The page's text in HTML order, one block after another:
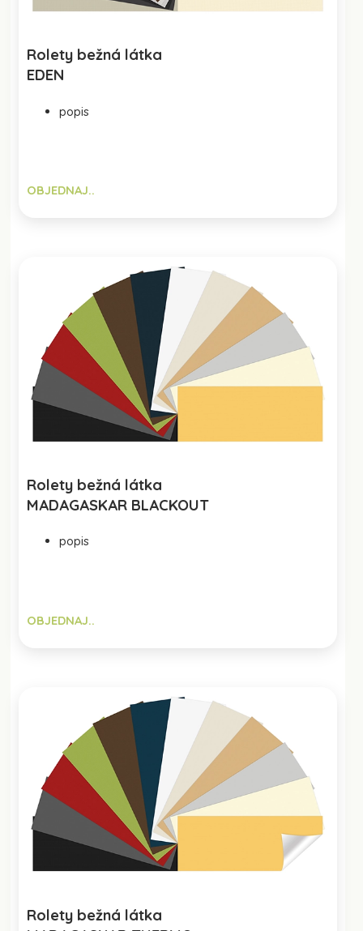
Rolety bežná látka
EDEN
popis
OBJEDNAJ..
Rolety bežná látka
MADAGASKAR BLACKOUT
popis
OBJEDNAJ..
Rolety bežná látka